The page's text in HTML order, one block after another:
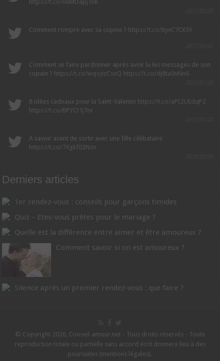
https://t.co/n6MDapjTnK
Comment rompre avec sa copine ? https://t.co/ltyvC7CK5Y
Comment se faire pardonner après avoir lu les messages de son
copain ? https://t.co/wqsyizCseQ https://t.co/dj8ta0nNn6
8 idées cadeaux pour la Saint-Valentin https://t.co/aPI2UEdqP2
https://t.co/BPYCt1jTnr
A savoir avant de sortir avec une fille célibataire
https://t.co/7Xgkf02Nsn
Derniers articles
1er rendez-vous : conseils pour garçons timides
Quiz – Etes-vous prêtes pour le mariage ?
Quelle est la différence entre aimer et être amoureux ?
Comment savoir si on est amoureux ?
Silence après un premier rendez-vous : que faire ?
© Copyright 2026, Conseil-amour.net - Tous droits réservés - Toute
reproduction totale ou partielle sans accord écrit donnera lieu à des
poursuites (mentions légales).